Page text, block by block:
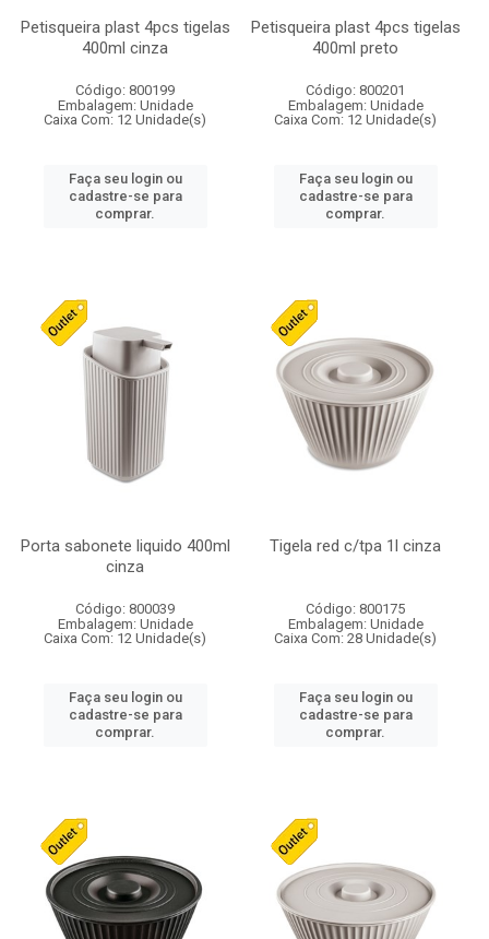
Petisqueira plast 4pcs tigelas
400ml cinza
Código: 800199
Embalagem: Unidade
Caixa Com: 12 Unidade(s)
Faça seu login ou
cadastre-se para
comprar.
Petisqueira plast 4pcs tigelas
400ml preto
Código: 800201
Embalagem: Unidade
Caixa Com: 12 Unidade(s)
Faça seu login ou
cadastre-se para
comprar.
Porta sabonete liquido 400ml
cinza
Código: 800039
Embalagem: Unidade
Caixa Com: 12 Unidade(s)
Faça seu login ou
cadastre-se para
comprar.
Tigela red c/tpa 1l cinza
Código: 800175
Embalagem: Unidade
Caixa Com: 28 Unidade(s)
Faça seu login ou
cadastre-se para
comprar.